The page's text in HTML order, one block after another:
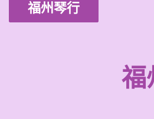
福州琴行
福